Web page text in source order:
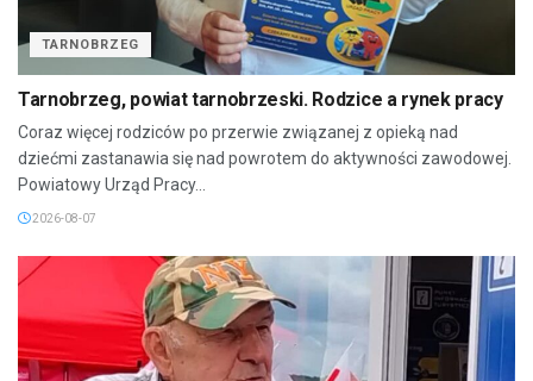
TARNOBRZEG
Tarnobrzeg, powiat tarnobrzeski. Rodzice a rynek pracy
Coraz więcej rodziców po przerwie związanej z opieką nad
dziećmi zastanawia się nad powrotem do aktywności zawodowej.
Powiatowy Urząd Pracy...
2026-08-07